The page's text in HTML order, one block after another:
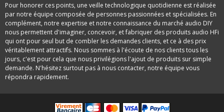
Pour honorer ces points, une veille technologique quotidienne est réalisée
par notre équipe composée de personnes passionnées et spécialisées. En
complément, notre expertise et notre connaissance du marché audio DIY
nous permettent d'imaginer, concevoir, et fabriquer des produits audio HFi
qui ont pour seul but de combler les demandes clients, et ce à des prix
véritablement attractifs. Nous sommes à l'écoute de nos clients tous les
jours, c'est pour cela que nous privilégions l'ajout de produits sur simple
demande. N'hésitez surtout pas à nous contacter, notre équipe vous
répondra rapidement.